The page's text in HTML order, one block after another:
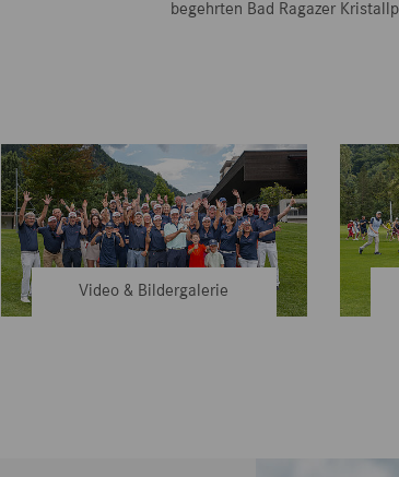
begehrten Bad Ragazer
Video & Bildergalerie